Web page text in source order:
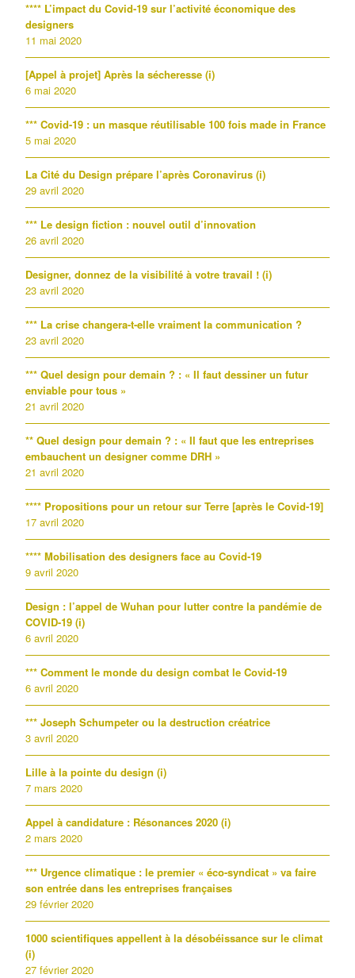
**** L’impact du Covid-19 sur l’activité économique des
designers
11 mai 2020
[Appel à projet] Après la sécheresse (i)
6 mai 2020
*** Covid-19 : un masque réutilisable 100 fois made in France
5 mai 2020
La Cité du Design prépare l’après Coronavirus (i)
29 avril 2020
*** Le design fiction : nouvel outil d’innovation
26 avril 2020
Designer, donnez de la visibilité à votre travail ! (i)
23 avril 2020
*** La crise changera-t-elle vraiment la communication ?
23 avril 2020
*** Quel design pour demain ? : « Il faut dessiner un futur
enviable pour tous »
21 avril 2020
** Quel design pour demain ? : « Il faut que les entreprises
embauchent un designer comme DRH »
21 avril 2020
**** Propositions pour un retour sur Terre [après le Covid-19]
17 avril 2020
**** Mobilisation des designers face au Covid-19
9 avril 2020
Design : l’appel de Wuhan pour lutter contre la pandémie de
COVID-19 (i)
6 avril 2020
*** Comment le monde du design combat le Covid-19
6 avril 2020
*** Joseph Schumpeter ou la destruction créatrice
3 avril 2020
Lille à la pointe du design (i)
7 mars 2020
Appel à candidature : Résonances 2020 (i)
2 mars 2020
*** Urgence climatique : le premier « éco-syndicat » va faire
son entrée dans les entreprises françaises
29 février 2020
1000 scientifiques appellent à la désobéissance sur le climat
(i)
27 février 2020